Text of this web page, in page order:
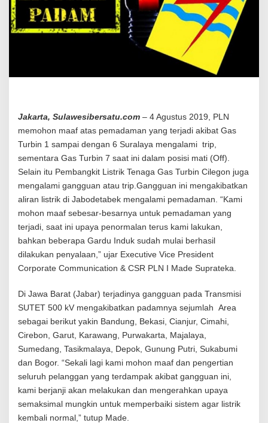
m
a
d
b
t
G
a
n
g
u
a
S
e
j
u
a
h
P
m
b
a
n
k
i
t
Jakarta, Sulawesibersatu.com – 4 Agustus 2019, PLN
memohon maaf atas pemadaman yang terjadi akibat Gas
Turbin 1 sampai dengan 6 Suralaya mengalami trip,
sementara Gas Turbin 7 saat ini dalam posisi mati (Off).
Selain itu Pembangkit Listrik Tenaga Gas Turbin Cilegon juga
mengalami gangguan atau trip.Gangguan ini mengakibatkan
aliran listrik di Jabodetabek mengalami pemadaman. “Kami
mohon maaf sebesar-besarnya untuk pemadaman yang
terjadi, saat ini upaya penormalan terus kami lakukan,
bahkan beberapa Gardu Induk sudah mulai berhasil
dilakukan penyalaan,” ujar Executive Vice President
Corporate Communication & CSR PLN I Made Suprateka.
Di Jawa Barat (Jabar) terjadinya gangguan pada Transmisi
SUTET 500 kV mengakibatkan padamnya sejumlah Area
sebagai berikut yakin Bandung, Bekasi, Cianjur, Cimahi,
Cirebon, Garut, Karawang, Purwakarta, Majalaya,
Sumedang, Tasikmalaya, Depok, Gunung Putri, Sukabumi
dan Bogor. “Sekali lagi kami mohon maaf dan pengertian
seluruh pelanggan yang terdampak akibat gangguan ini,
kami berjanji akan melakukan dan mengerahkan upaya
semaksimal mungkin untuk memperbaiki sistem agar listrik
kembali normal,” tutup Made.